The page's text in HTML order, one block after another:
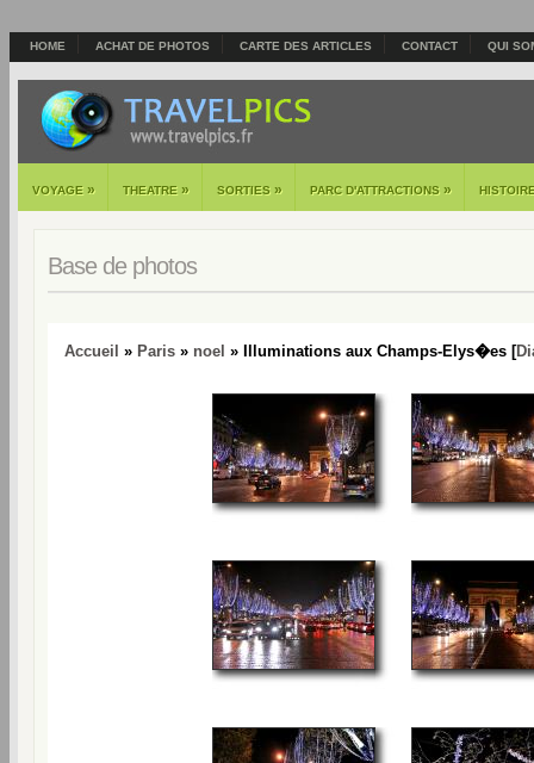
HOME ACHAT DE PHOTOS CARTE DES ARTICLES CONTACT QUI
VOYAGE » THEATRE » SORTIES » PARC D'ATTRACTIONS »
Base de photos
Accueil » Paris » noel » Illuminations aux Champs-Elys�es [